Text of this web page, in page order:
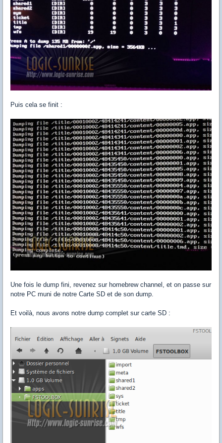
Puis cela se finit :
Une fois le dump fini, revenez sur homebrew channel, et on passe sur
notre PC muni de notre Carte SD et de son dump.
Et voilà, nous avons notre dump complet sur carte SD :